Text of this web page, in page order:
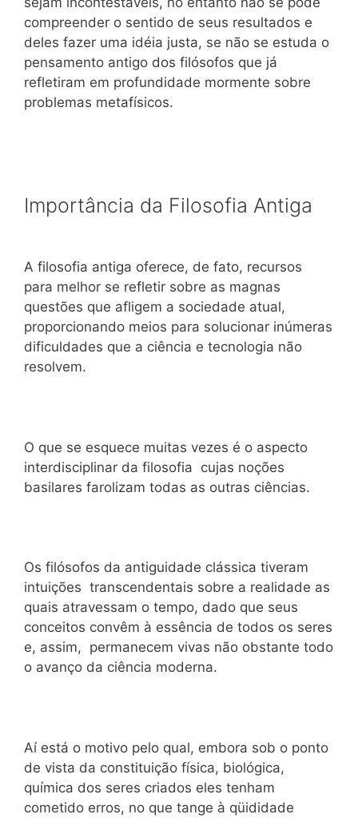
compreender o sentido de seus resultados e
deles fazer uma idéia justa, se não se estuda o
pensamento antigo dos filósofos que já
refletiram em profundidade mormente sobre
problemas metafísicos.
Importância da Filosofia Antiga
A filosofia antiga oferece, de fato, recursos
para melhor se refletir sobre as magnas
questões que afligem a sociedade atual,
proporcionando meios para solucionar inúmeras
dificuldades que a ciência e tecnologia não
resolvem.
O que se esquece muitas vezes é o aspecto
interdisciplinar da filosofia cujas noções
basilares farolizam todas as outras ciências.
Os filósofos da antiguidade clássica tiveram
intuições transcendentais sobre a realidade as
quais atravessam o tempo, dado que seus
conceitos convêm à essência de todos os seres
e, assim, permanecem vivas não obstante todo
o avanço da ciência moderna.
Aí está o motivo pelo qual, embora sob o ponto
de vista da constituição física, biológica,
química dos seres criados eles tenham
cometido erros, no que tange à qüididade